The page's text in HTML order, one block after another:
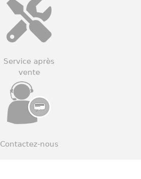
Service après
vente
Contactez-nous